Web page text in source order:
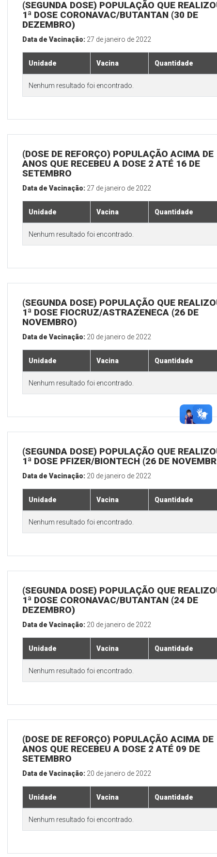
(SEGUNDA DOSE) POPULAÇÃO QUE
1ª DOSE CORONAVAC/BUTANTAN (30 DE
DEZEMBRO)
Data de Vacinação: 27 de janeiro de 2022
Unidade Vacina Quantidade
Nenhum resultado foi encontrado.
(DOSE DE REFORÇO) POPULAÇÃO ACIMA DE
ANOS QUE RECEBEU A DOSE 2 ATÉ 16 DE
SETEMBRO
Data de Vacinação: 27 de janeiro de 2022
Unidade Vacina Quantidade
Nenhum resultado foi encontrado.
(SEGUNDA DOSE) POPULAÇÃO QUE
1ª DOSE FIOCRUZ/ASTRAZENECA (26 DE
NOVEMBRO)
Data de Vacinação: 20 de janeiro de 2022
Unidade Vacina Quantidade
Nenhum resultado foi encontrado.
(SEGUNDA DOSE) POPULAÇÃO QUE
1ª DOSE PFIZER/BIONTECH (26 DE
Data de Vacinação: 20 de janeiro de 2022
Unidade Vacina Quantidade
Nenhum resultado foi encontrado.
(SEGUNDA DOSE) POPULAÇÃO QUE
1ª DOSE CORONAVAC/BUTANTAN (24 DE
DEZEMBRO)
Data de Vacinação: 20 de janeiro de 2022
Unidade Vacina Quantidade
Nenhum resultado foi encontrado.
(DOSE DE REFORÇO) POPULAÇÃO ACIMA DE
ANOS QUE RECEBEU A DOSE 2 ATÉ 09 DE
SETEMBRO
Data de Vacinação: 20 de janeiro de 2022
Unidade Vacina Quantidade
Nenhum resultado foi encontrado.